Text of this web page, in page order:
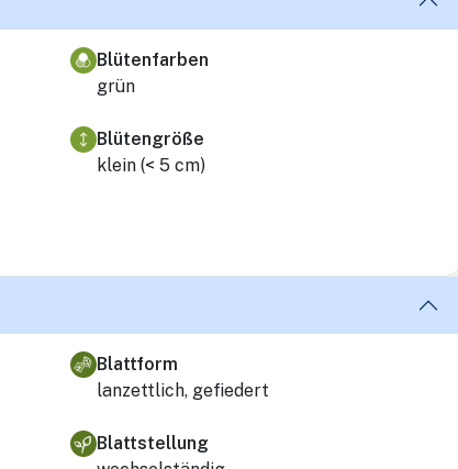
Blütenfarben
grün
Blütengröße
klein (< 5 cm)
Blattform
lanzettlich, gefiedert
Blattstellung